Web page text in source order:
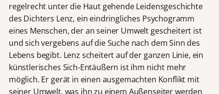
regelrecht unter die Haut gehende Leidensgeschichte
des Dichters Lenz, ein eindringliches Psychogramm
eines Menschen, der an seiner Umwelt gescheitert ist
und sich vergebens auf die Suche nach dem Sinn des
Lebens begibt. Lenz scheitert auf der ganzen Linie, ein
künstlerisches Sich-Entäußern ist ihm nicht mehr
möglich. Er gerät in einen ausgemachten Konflikt mit
seiner Umwelt, was ihn zu einem Außenseiter werden